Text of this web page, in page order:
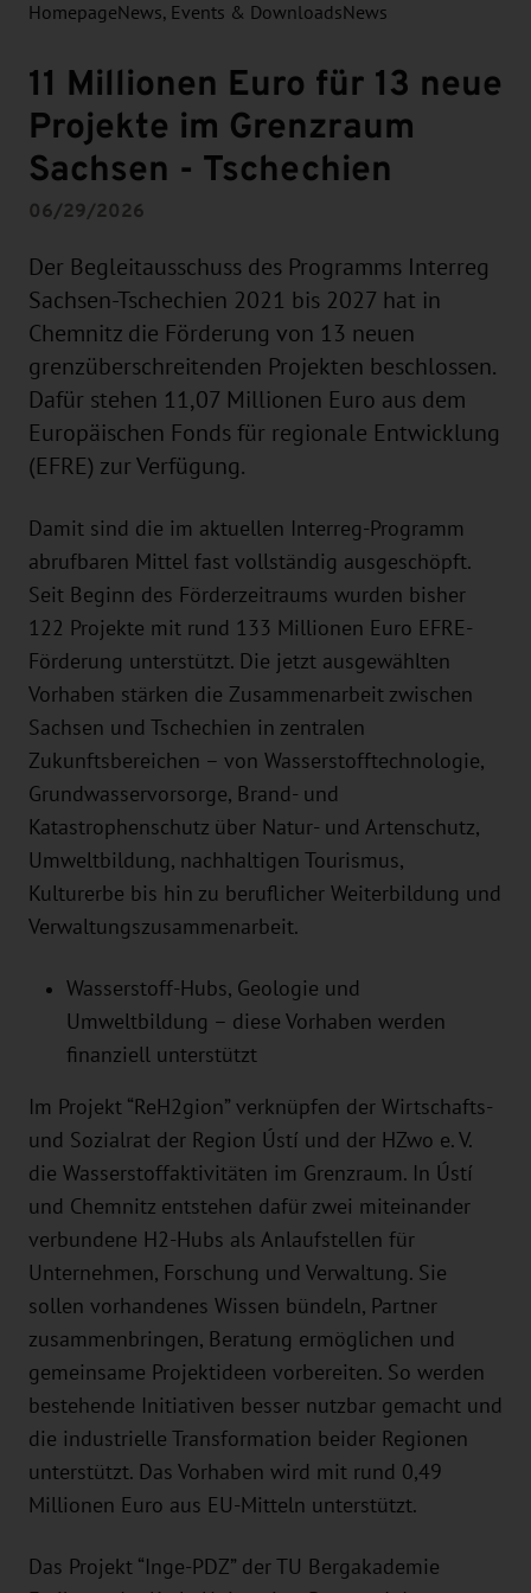
HomepageNews, Events & DownloadsNews
11 Millionen Euro für 13 neue
Projekte im Grenzraum
Sachsen - Tschechien
06/29/2026
Der Begleitausschuss des Programms Interreg
Sachsen-Tschechien 2021 bis 2027 hat in
Chemnitz die Förderung von 13 neuen
grenzüberschreitenden Projekten beschlossen.
Dafür stehen 11,07 Millionen Euro aus dem
Europäischen Fonds für regionale Entwicklung
(EFRE) zur Verfügung.
Damit sind die im aktuellen Interreg-Programm
abrufbaren Mittel fast vollständig ausgeschöpft.
Seit Beginn des Förderzeitraums wurden bisher
122 Projekte mit rund 133 Millionen Euro EFRE-
Förderung unterstützt. Die jetzt ausgewählten
Vorhaben stärken die Zusammenarbeit zwischen
Sachsen und Tschechien in zentralen
Zukunftsbereichen – von Wasserstofftechnologie,
Grundwasservorsorge, Brand- und
Katastrophenschutz über Natur- und Artenschutz,
Umweltbildung, nachhaltigen Tourismus,
Kulturerbe bis hin zu beruflicher Weiterbildung und
Verwaltungszusammenarbeit.
Wasserstoff-Hubs, Geologie und
Umweltbildung – diese Vorhaben werden
finanziell unterstützt
Im Projekt “ReH2gion” verknüpfen der Wirtschafts-
und Sozialrat der Region Ústí und der HZwo e. V.
die Wasserstoffaktivitäten im Grenzraum. In Ústí
und Chemnitz entstehen dafür zwei miteinander
verbundene H2-Hubs als Anlaufstellen für
Unternehmen, Forschung und Verwaltung. Sie
sollen vorhandenes Wissen bündeln, Partner
zusammenbringen, Beratung ermöglichen und
gemeinsame Projektideen vorbereiten. So werden
bestehende Initiativen besser nutzbar gemacht und
die industrielle Transformation beider Regionen
unterstützt. Das Vorhaben wird mit rund 0,49
Millionen Euro aus EU-Mitteln unterstützt.
Das Projekt “Inge-PDZ” der TU Bergakademie